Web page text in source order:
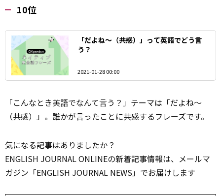
10位
「だよね～（共感）」って英語でどう言
う？
2021-01-28 00:00
「こんなとき英語でなんて言う？」テーマは「だよね～
（共感）」。誰かが言ったことに共感するフレーズです。
気になる記事はありましたか？
ENGLISH JOURNAL ONLINEの新着記事情報は、メールマ
ガジン「ENGLISH JOURNAL NEWS」でお届けします